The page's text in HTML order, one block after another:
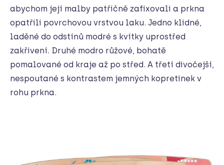
abychom její malby patřičně zafixovali a prkna
opatřili povrchovou vrstvou laku. Jedno klidné,
laděné do odstínů modré s kvítky uprostřed
zakřivení. Druhé modro růžové, bohatě
pomalované od kraje až po střed. A třetí divočejší,
nespoutané s kontrastem jemných kopretinek v
rohu prkna.